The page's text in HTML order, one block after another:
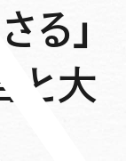
る」
と大